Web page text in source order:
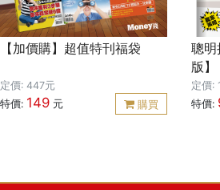
持前
實現
動步
慮，
正確
薦】
創辦
【加價購】超值特刊福袋
定價: 447元
特價: 149 元 購買
聰明
版】
定價:
特價: